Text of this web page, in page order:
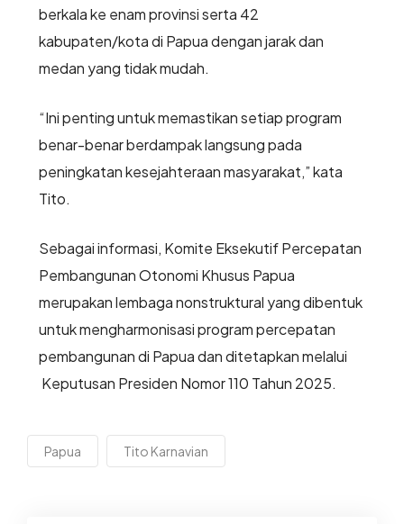
berkala ke enam provinsi serta 42
kabupaten/kota di Papua dengan jarak dan
medan yang tidak mudah.
“Ini penting untuk memastikan setiap program
benar-benar berdampak langsung pada
peningkatan kesejahteraan masyarakat,” kata
Tito.
Sebagai informasi, Komite Eksekutif Percepatan
Pembangunan Otonomi Khusus Papua
merupakan lembaga nonstruktural yang dibentuk
untuk mengharmonisasi program percepatan
pembangunan di Papua dan ditetapkan melalui
Keputusan Presiden Nomor 110 Tahun 2025.
Papua Tito Karnavian